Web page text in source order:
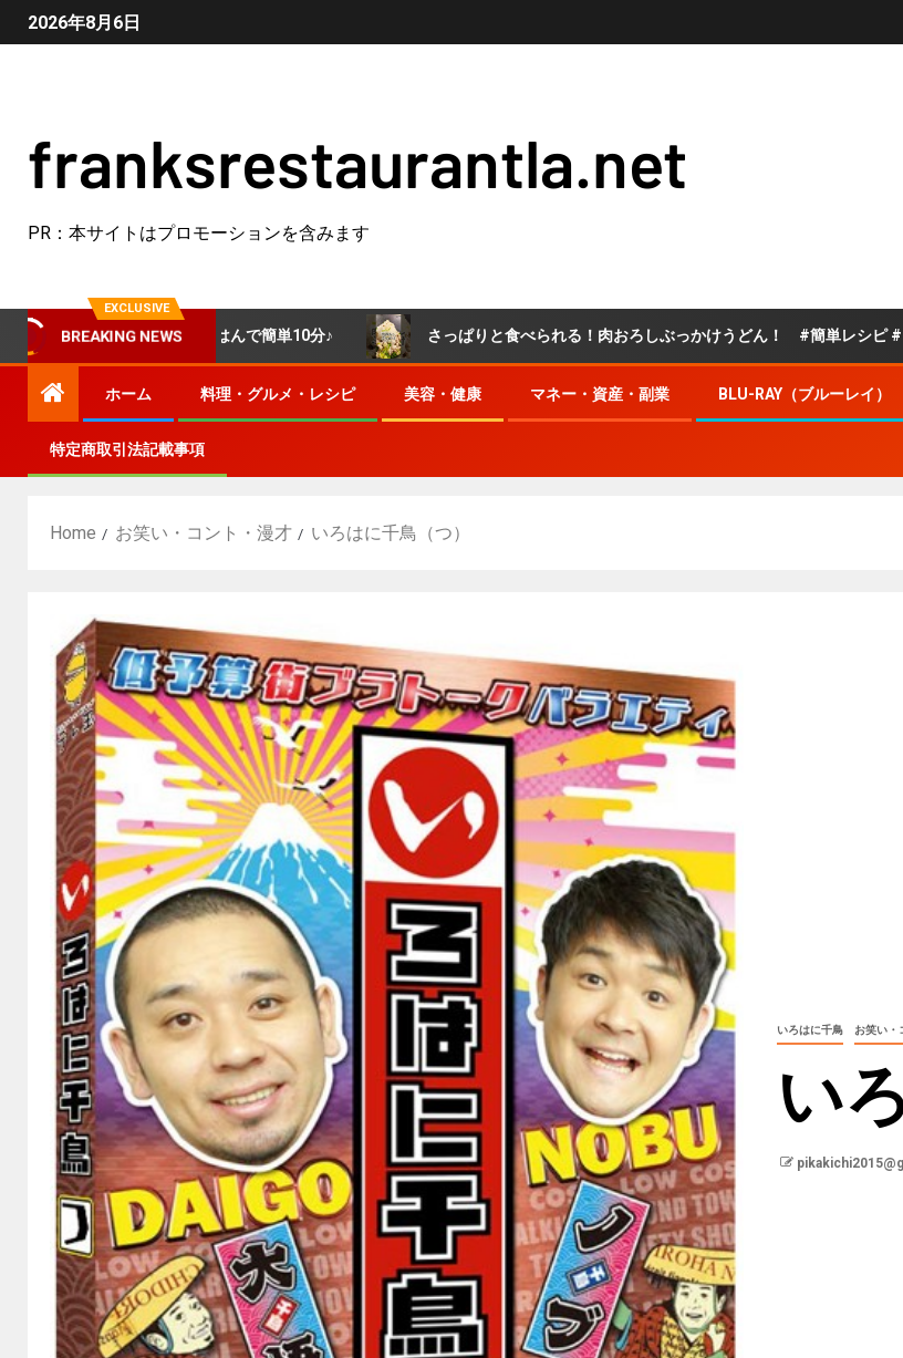
2026年8月6日
franksrestaurantla.net
PR：本サイトはプロモーションを含みます
EXCLUSIVE
BREAKING NEWS
成！冷やごはんで簡単10分♪ さっぱりと食べられる！肉おろしぶっかけうどん！ #簡単レシピ #うどん
ホーム 料理・グルメ・レシピ 美容・健康 マネー・資産・副業 BLU-RAY（ブルーレイ）
特定商取引法記載事項
Home お笑い・コント・漫才 いろはに千鳥（つ）
いろはに千鳥 お笑い・
い